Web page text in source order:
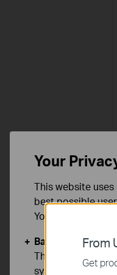
From
Get
Your
This website
best possible
You can find
Basic Cookies
These cookies
systems.